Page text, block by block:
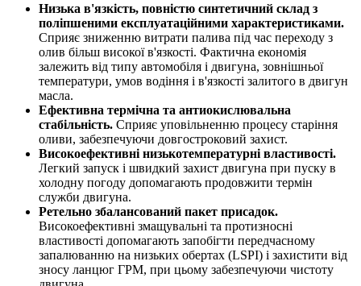
Низька в'язкість, повністю синтетичний склад з
поліпшеними експлуатаційними характеристиками.
Сприяє зниженню витрати палива під час переходу з
олив більш високої в'язкості. Фактична економія
залежить від типу автомобіля і двигуна, зовнішньої
температури, умов водіння і в'язкості залитого в двигун
масла.
Ефективна термічна та антиокислювальна
стабільність. Сприяє уповільненню процесу старіння
оливи, забезпечуючи довгостроковий захист.
Високоефективні низькотемпературні властивості.
Легкий запуск і швидкий захист двигуна при пуску в
холодну погоду допомагають продовжити термін
служби двигуна.
Ретельно збалансований пакет присадок.
Високоефективні змащувальні та протизносні
властивості допомагають запобігти передчасному
запалюванню на низьких обертах (LSPI) і захистити від
зносу ланцюг ГРМ, при цьому забезпечуючи чистоту